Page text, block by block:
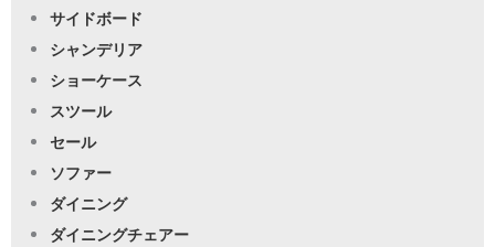
サイドボード
シャンデリア
ショーケース
スツール
セール
ソファー
ダイニング
ダイニングチェアー